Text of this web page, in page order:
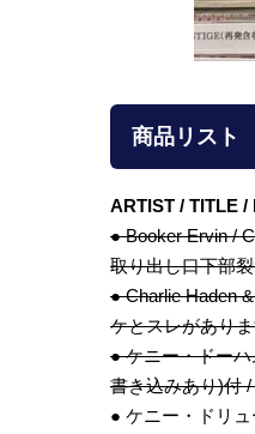
商品リスト
ARTIST / TITLE /
● Booker Ervin /
取り出し口下部
● Charlie Haden
ケとスレがあり
● ケニー・ドー
書き込みあり)付
● ケニー・ドリ